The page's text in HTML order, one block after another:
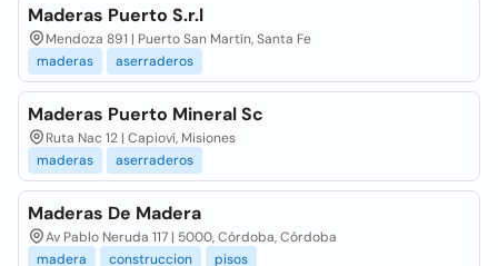
Maderas Puerto S.r.l
Mendoza 891 | Puerto San Martín, Santa Fe
maderas
aserraderos
Maderas Puerto Mineral Sc
Ruta Nac 12 | Capioví, Misiones
maderas
aserraderos
Maderas De Madera
Av Pablo Neruda 117 | 5000, Córdoba, Córdoba
madera
construccion pisos